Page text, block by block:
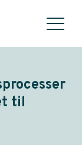
til